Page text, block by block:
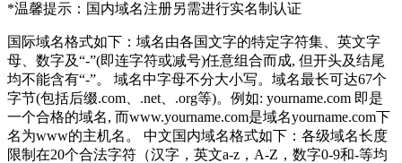
*温馨提示：国内域名注册另需进行实名制认证
国际域名格式如下：域名由各国文字的特定字符集、英文字
母、数字及“-”(即连字符或减号)任意组合而成, 但开头及结尾
均不能含有“-”。 域名中字母不分大小写。域名最长可达67个
字节(包括后缀.com、.net、.org等)。例如: yourname.com 即是
一个合格的域名, 而www.yourname.com是域名yourname.com下
名为www的主机名。 中文国内域名格式如下：各级域名长度
限制在20个合法字符（汉字，英文a-z，A-Z，数字0-9和-等均